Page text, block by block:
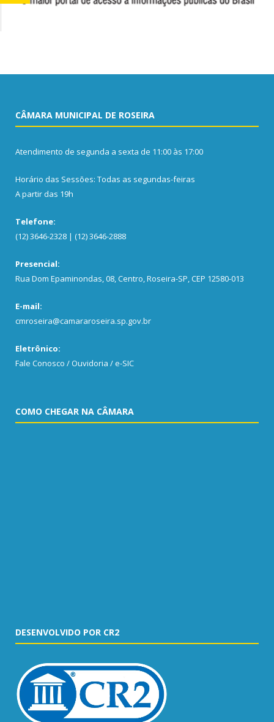
CÂMARA MUNICIPAL DE ROSEIRA
Atendimento de segunda a sexta de 11:00 às 17:00
Horário das Sessões: Todas as segundas-feiras
A partir das 19h
Telefone:
(12) 3646-2328 | (12) 3646-2888
Presencial:
Rua Dom Epaminondas, 08, Centro, Roseira-SP, CEP 12580-013
E-mail:
cmroseira@camararoseira.sp.gov.br
Eletrônico:
Fale Conosco / Ouvidoria / e-SIC
COMO CHEGAR NA CÂMARA
DESENVOLVIDO POR CR2